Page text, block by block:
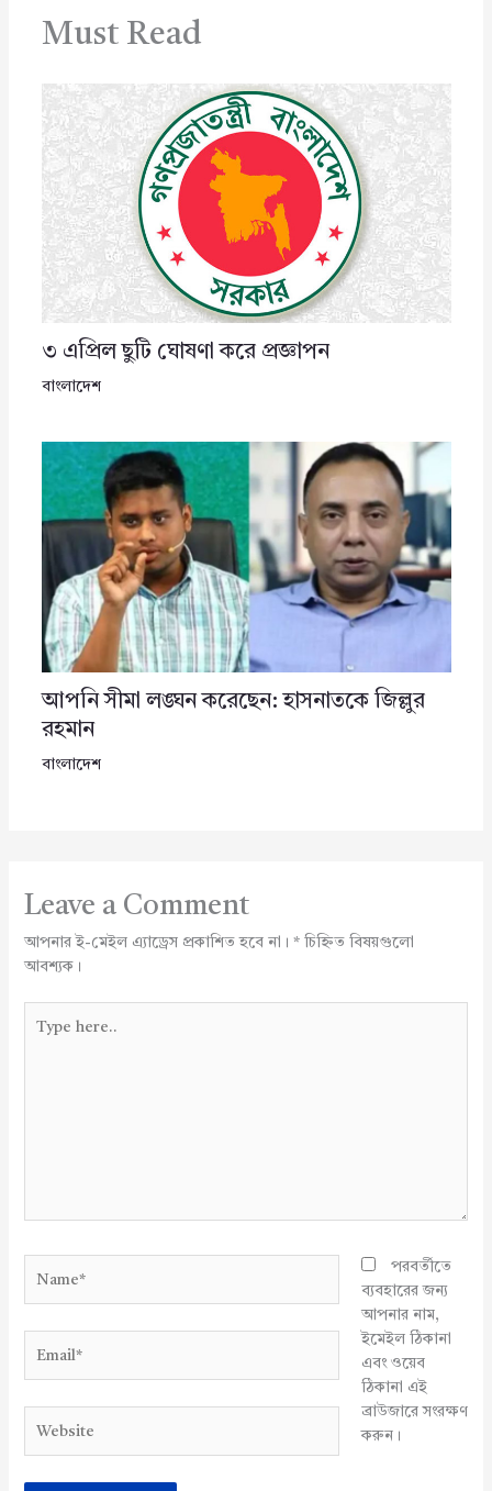
Must Read
৩ এপ্রিল ছুটি ঘোষণা করে প্রজ্ঞাপন
বাংলাদেশ
আপনি সীমা লঙ্ঘন করেছেন: হাসনাতকে জিল্লুর
রহমান
বাংলাদেশ
Leave a Comment
আপনার ই-মেইল এ্যাড্রেস প্রকাশিত হবে না। *চিহ্নিত বিষয়গুলো
আবশ্যক।
here..
পরবর্তীতে
ব্যবহারের জন্য
আপনার নাম,
ইমেইল ঠিকানা
এবং ওয়েব
ঠিকানা এই
ব্রাউজারে সংরক্ষণ
করুন।